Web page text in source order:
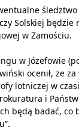
Solskiej
w Zamościu.
w Józefowie
ocenił, że
lotniczej w
i
będą badać, co